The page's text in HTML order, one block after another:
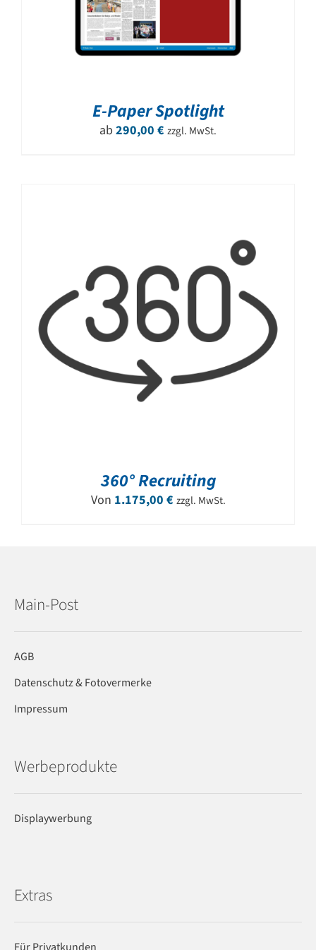
E-Paper Spotlight
ab 290,00 € zzgl. MwSt.
360° Recruiting
Von 1.175,00 € zzgl. MwSt.
Main-Post
AGB
Datenschutz & Fotovermerke
Impressum
Werbeprodukte
Displaywerbung
Extras